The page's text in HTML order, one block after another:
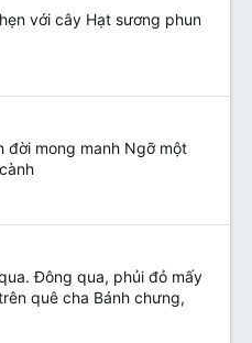
với cây Hạt sương phun
đời mong manh Ngỡ một
Đông qua, phủi đỏ mấy
quê cha Bánh chưng,